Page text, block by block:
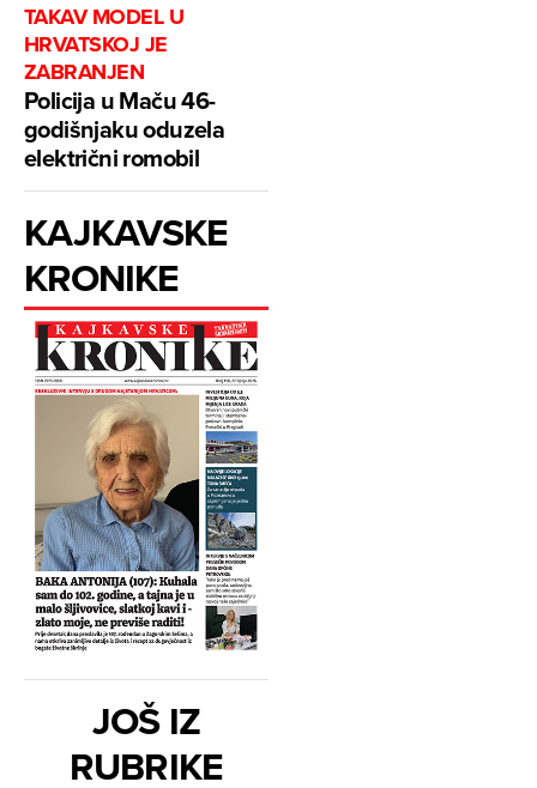
TAKAV MODEL U
HRVATSKOJ JE
ZABRANJEN
Policija u Maču 46-
godišnjaku oduzela
električni romobil
KAJKAVSKE
KRONIKE
JOŠ IZ
RUBRIKE